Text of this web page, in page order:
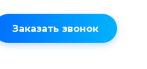
Заказать звонок